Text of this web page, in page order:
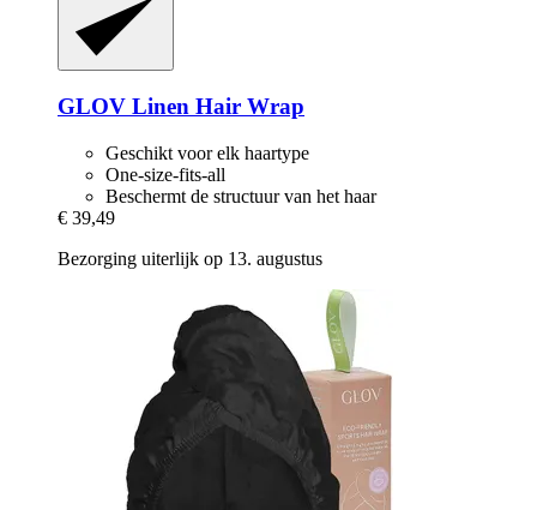
GLOV Linen Hair Wrap
Geschikt voor elk haartype
One-size-fits-all
Beschermt de structuur van het haar
€ 39,49
Bezorging uiterlijk op 13. augustus